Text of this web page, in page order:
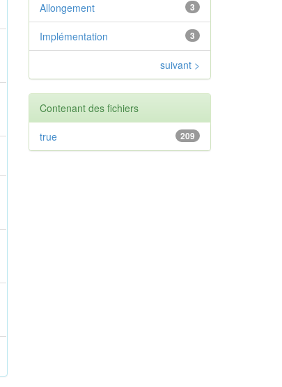
3
Allongement
3
Implémentation
suivant >
Contenant des fichiers
209
true